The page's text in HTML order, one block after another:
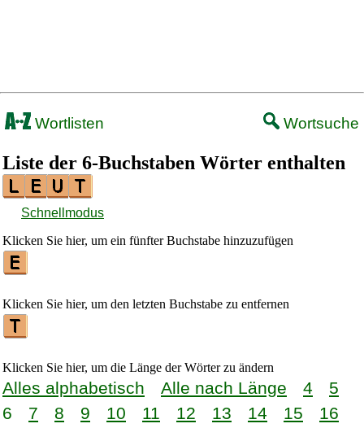
Wortlisten Wortsuche
Liste der 6-Buchstaben Wörter enthalten
Schnellmodus
Klicken Sie hier, um ein fünfter Buchstabe hinzuzufügen
Klicken Sie hier, um den letzten Buchstabe zu entfernen
Klicken Sie hier, um die Länge der Wörter zu ändern
Alles alphabetisch Alle nach Länge 4
5
6
7 8 9 10 11 12 13 14 15
16